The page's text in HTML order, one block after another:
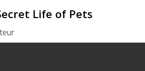
Life of Pets